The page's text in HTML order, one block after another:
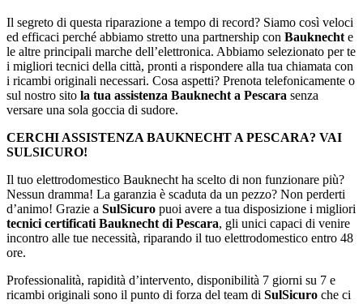
Il segreto di questa riparazione a tempo di record? Siamo così veloci
ed efficaci perché abbiamo stretto una partnership con Bauknechte
le altre principali marche dell’elettronica. Abbiamo selezionato per te
i migliori tecnici della città, pronti a rispondere alla tua chiamata con
i ricambi originali necessari. Cosa aspetti? Prenota telefonicamente o
sul nostro sito la tua assistenza Bauknecht a Pescara senza
versare una sola goccia di sudore.
CERCHI ASSISTENZA BAUKNECHT A PESCARA? VAI
SULSICURO!
Il tuo elettrodomestico Bauknecht ha scelto di non funzionare più?
Nessun dramma! La garanzia è scaduta da un pezzo? Non perderti
d’animo! Grazie a SulSicuro puoi avere a tua disposizione i migliori
tecnici certificati Bauknecht di Pescara, gli unici capaci di venire
incontro alle tue necessità, riparando il tuo elettrodomestico entro 48
ore.
Professionalità, rapidità d’intervento, disponibilità 7 giorni su 7 e
ricambi originali sono il punto di forza del team di SulSicuro che ci